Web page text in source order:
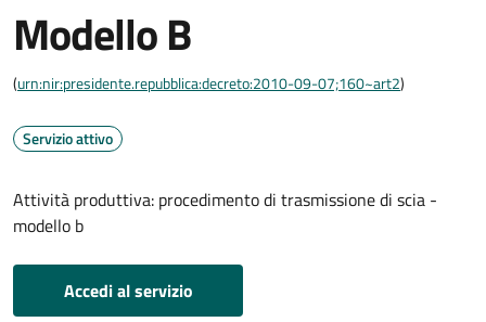
Modello B
(urn:nir:presidente.repubblica:decreto:2010-09-07;160~art2)
Servizio attivo
Attività produttiva: procedimento di trasmissione di scia -
modello b
Accedi al servizio